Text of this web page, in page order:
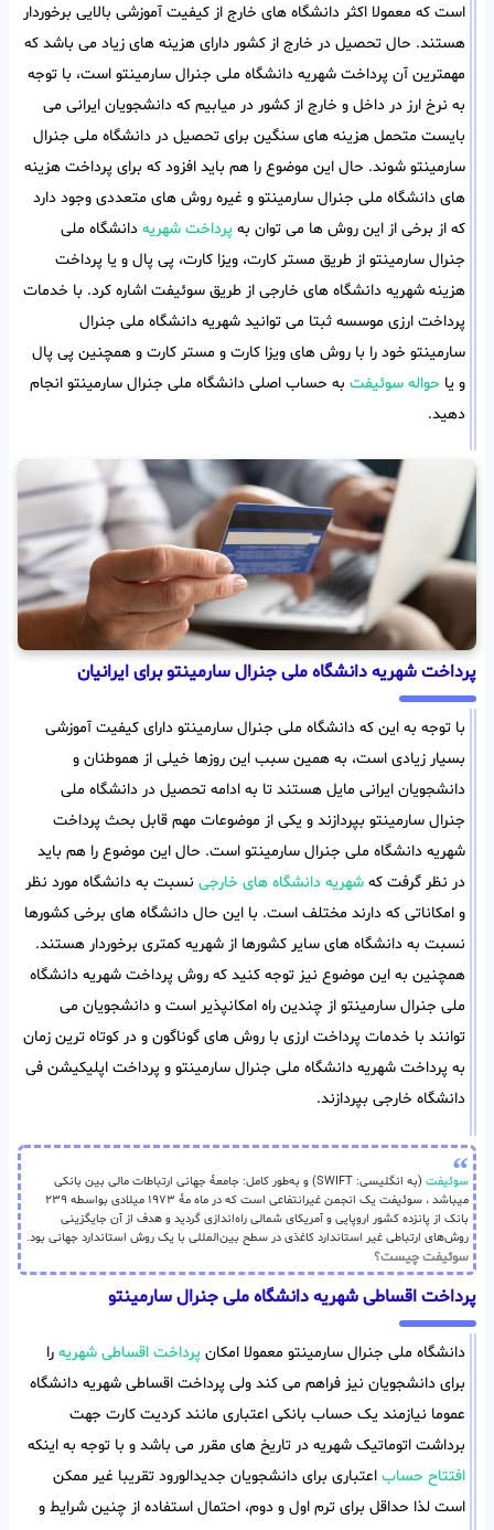
است که معمولا اکثر دانشگاه های خارج از کیفیت آموزشی بالایی برخوردار
هستند. حال تحصیل در خارج از کشور دارای هزینه های زیاد می باشد که
مهمترین آن پرداخت شهریه دانشگاه ملی جنرال سارمینتو است، با توجه
به نرخ ارز در داخل و خارج از کشور در میابیم که دانشجویان ایرانی می
بایست متحمل هزینه های سنگین برای تحصیل در دانشگاه ملی جنرال
سارمینتو شوند. حال این موضوع را هم باید افزود که برای پرداخت هزینه
های دانشگاه ملی جنرال سارمینتو و غیره روش های متعددی وجود دارد
که از برخی از این روش ها می توان به پرداخت شهریه دانشگاه ملی
جنرال سارمینتو از طریق مستر کارت، ویزا کارت، پی پال و یا پرداخت
هزینه شهریه دانشگاه های خارجی از طریق سوئیفت اشاره کرد. با خدمات
پرداخت ارزی موسسه ثبتا می توانید شهریه دانشگاه ملی جنرال
سارمینتو خود را با روش های ویزا کارت و مستر کارت و همچنین پی پال
و یا حواله سوئیفت به حساب اصلی دانشگاه ملی جنرال سارمینتو انجام
دهید.
پرداخت شهریه دانشگاه ملی جنرال سارمینتو برای ایرانیان
با توجه به این که دانشگاه ملی جنرال سارمینتو دارای کیفیت آموزشی
بسیار زیادی است، به همین سبب این روزها خیلی از هموطنان و
دانشجویان ایرانی مایل هستند تا به ادامه تحصیل در دانشگاه ملی
جنرال سارمینتو بپردازند و یکی از موضوعات مهم قابل بحث پرداخت
شهریه دانشگاه ملی جنرال سارمینتو است. حال این موضوع را هم باید
در نظر گرفت که شهریه دانشگاه های خارجی نسبت به دانشگاه مورد نظر
و امکاناتی که دارند مختلف است. با این حال دانشگاه های برخی کشورها
نسبت به دانشگاه های سایر کشورها از شهریه کمتری برخوردار هستند.
همچنین به این موضوع نیز توجه کنید که روش پرداخت شهریه دانشگاه
ملی جنرال سارمینتو از چندین راه امکانپذیر است و دانشجویان می
توانند با خدمات پرداخت ارزی با روش های گوناگون و در کوتاه ترین زمان
به پرداخت شهریه دانشگاه ملی جنرال سارمینتو و پرداخت اپلیکیشن فی
دانشگاه خارجی بپردازند.
سوئیفت
(به انگلیسی: SWIFT) و به‌طور کامل: جامعهٔ جهانی ارتباطات مالی بین بانکی
میباشد ، سوئیفت یک انجمن غیرانتفاعی است که در ماه مهٔ ۱۹۷۳ میلادی بواسطه ۲۳۹
بانک از پانزده کشور اروپایی و آمریکای شمالی راه‌اندازی گردید و هدف از آن جایگزینی
روش‌های ارتباطی غیر استاندارد کاغذی در سطح بین‌المللی با یک روش استاندارد جهانی بود.
سوئیفت چیست؟
پرداخت اقساطی شهریه دانشگاه ملی جنرال سارمینتو
دانشگاه ملی جنرال سارمینتو معمولا امکان پرداخت اقساطی شهریه را
برای دانشجویان نیز فراهم می کند ولی پرداخت اقساطی شهریه دانشگاه
عموما نیازمند یک حساب بانکی اعتباری مانند کردیت کارت جهت
برداشت اتوماتیک شهریه در تاریخ های مقرر می باشد و با توجه به اینکه
افتتاح حساب اعتباری برای دانشجویان جدیدالورود تقریبا غیر ممکن
است لذا حداقل برای ترم اول و دوم، احتمال استفاده از چنین شرایط و